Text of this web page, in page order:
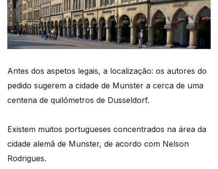
Antes dos aspetos legais, a localização: os autores do
pedido sugerem a cidade de Munster a cerca de uma
centena de quilómetros de Dusseldorf.
Existem muitos portugueses concentrados na área da
cidade alemã de Munster, de acordo com Nelson
Rodrigues.